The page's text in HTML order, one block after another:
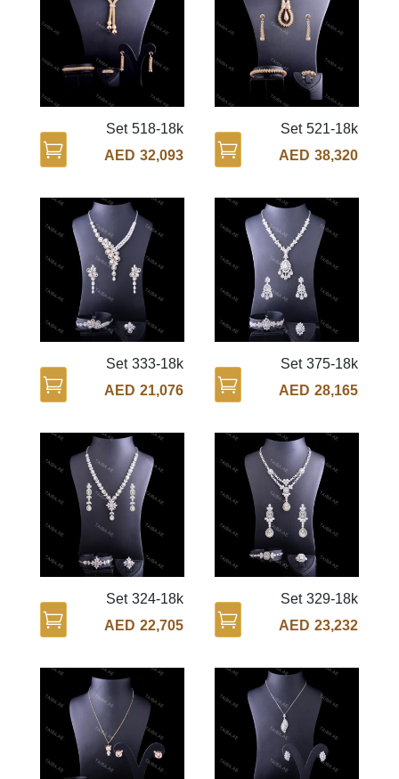
Set 521-18k
AED38,320
Set 518-18k
AED32,093
Set 375-18k
AED28,165
Set 333-18k
AED21,076
Set 329-18k
AED23,232
Set 324-18k
AED22,705